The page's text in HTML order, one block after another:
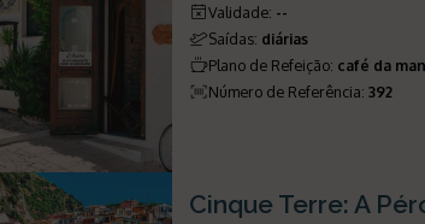
Validade: --
Saídas: diárias
Plano de Refeição: café da
Número de Referência:392
Cinque Terre: A